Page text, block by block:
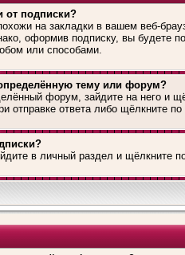
от подписки?
на закладки в вашем веб-
оформив подписку, вы будете
или способами.
тему или форум?
форум, зайдите на него и
отправке ответа либо щёлкните
в личный раздел и щёлкните